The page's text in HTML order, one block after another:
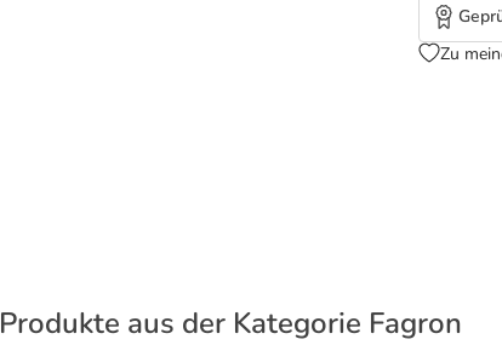
Zu
Produkte aus der Kategorie Fagron